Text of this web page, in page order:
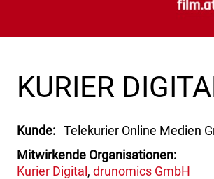
KURIER
Kunde
Telekurier Online Medien
Mitwirkende Organisationen
Kurier Digital drunomics GmbH